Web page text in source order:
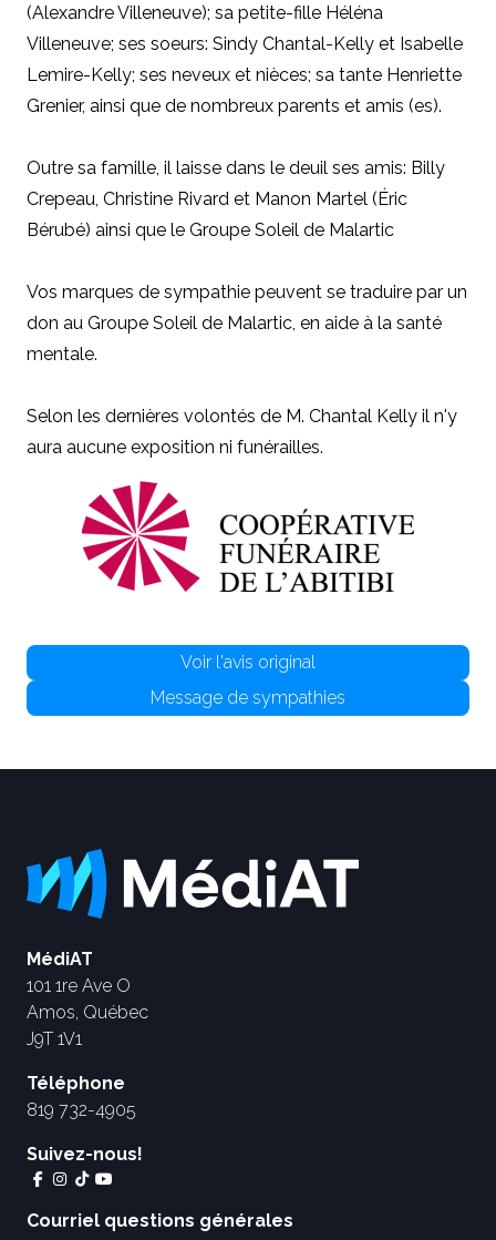
(Alexandre Villeneuve); sa petite-fille Héléna
Villeneuve; ses soeurs: Sindy Chantal-Kelly et Isabelle
Lemire-Kelly; ses neveux et nièces; sa tante Henriette
Grenier, ainsi que de nombreux parents et amis (es).
Outre sa famille, il laisse dans le deuil ses amis: Billy
Crepeau, Christine Rivard et Manon Martel (Éric
Bérubé) ainsi que le Groupe Soleil de Malartic
Vos marques de sympathie peuvent se traduire par un
don au Groupe Soleil de Malartic, en aide à la santé
mentale.
Selon les dernières volontés de M. Chantal Kelly il n'y
aura aucune exposition ni funérailles.
Voir l'avis original
Message de sympathies
MédiAT
101 1re Ave O
Amos, Québec
J9T 1V1
Téléphone
819 732-4905
Suivez-nous!
Courriel questions générales